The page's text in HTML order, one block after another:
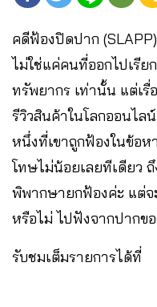
คดีฟ้องปิดปาก
ไม่ใช่แค่คนที่ออกไปเรีย
ทรัพยากร เท่านั้น แต่เรื่
รีวิวสินค้าในโลกออนไล
หนึ่งที่เขาถูกฟ้องในข้อ
โทษไม่น้อยเลยทีเดียว
พิพากษายกฟ้องค่ะ แต่จ
หรือไม่ ไปฟังจากปากขอ
รับชมเต็มรายการได้ที่